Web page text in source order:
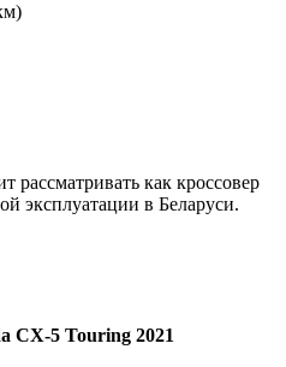
рассматривать как кроссовер
эксплуатации в Беларуси.
CX-5 Touring 2021